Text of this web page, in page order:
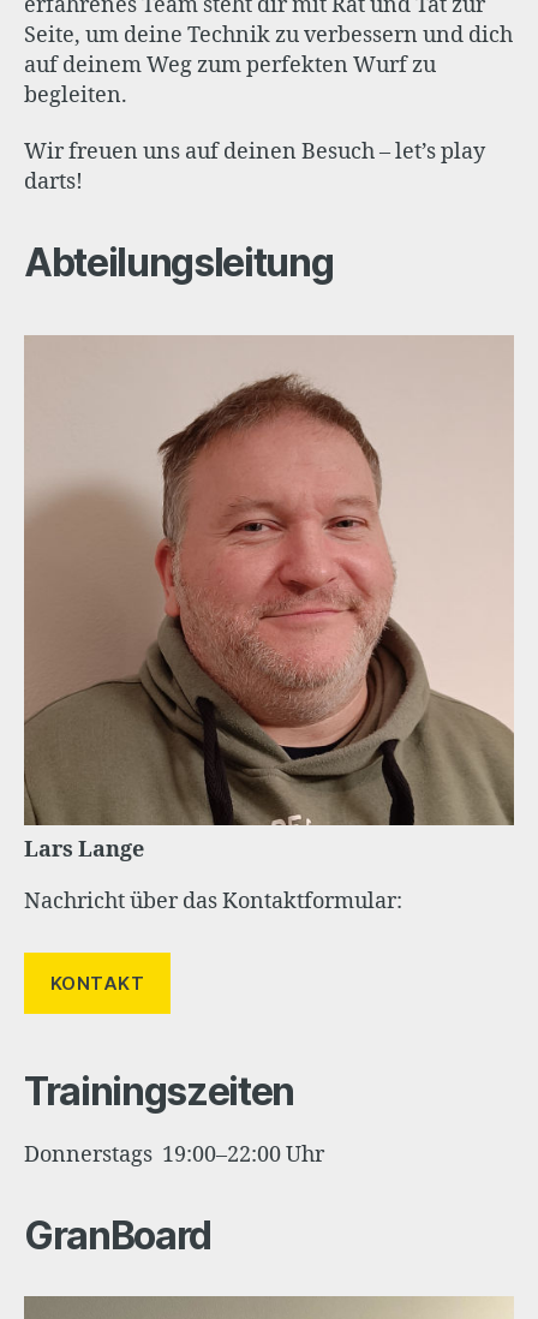
Seite, um deine Technik zu verbessern und dich
auf deinem Weg zum perfekten Wurf zu
begleiten.
Wir freuen uns auf deinen Besuch – let’s play
darts!
Abteilungsleitung
Lars Lange
Nachricht über das Kontaktformular:
KONTAKT
Trainingszeiten
Donnerstags 19:00–22:00 Uhr
GranBoard